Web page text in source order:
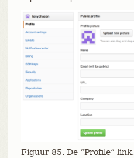
Figuur 85. De “Profile” link.